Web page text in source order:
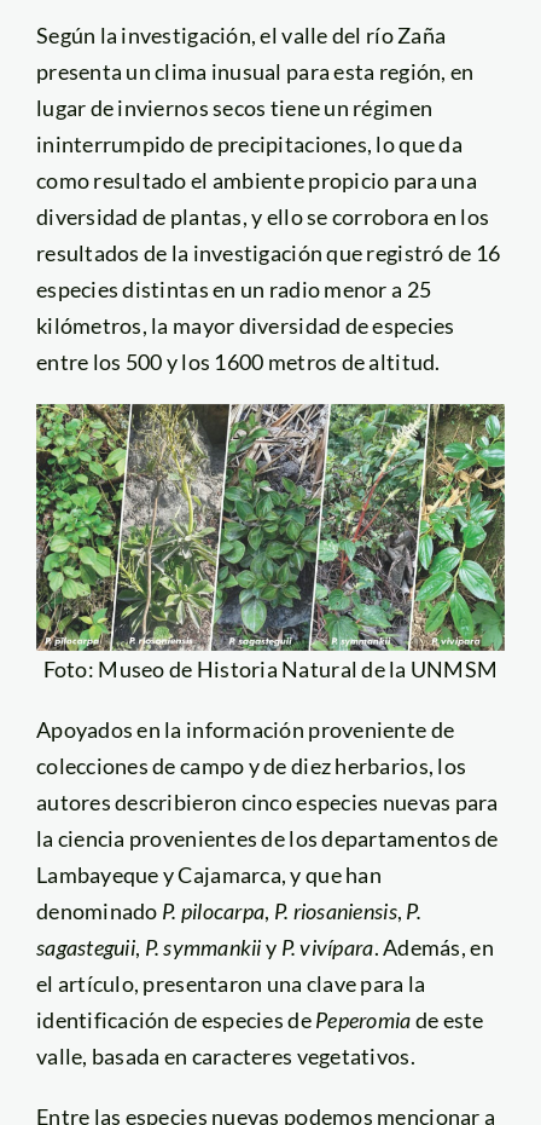
Según la investigación, el valle del río Zaña
presenta un clima inusual para esta región, en
lugar de inviernos secos tiene un régimen
ininterrumpido de precipitaciones, lo que da
como resultado el ambiente propicio para una
diversidad de plantas, y ello se corrobora en los
resultados de la investigación que registró de 16
especies distintas en un radio menor a 25
kilómetros, la mayor diversidad de especies
entre los 500 y los 1600 metros de altitud.
Foto: Museo de Historia Natural de la UNMSM
Apoyados en la información proveniente de
colecciones de campo y de diez herbarios, los
autores describieron cinco especies nuevas para
la ciencia provenientes de los departamentos de
Lambayeque y Cajamarca, y que han
denominado P. pilocarpa, P. riosaniensis, P.
sagasteguii, P. symmankiiy P. vivípara. Además, en
el artículo, presentaron una clave para la
identificación de especies dePeperomiade este
valle, basada en caracteres vegetativos.
Entre las especies nuevas podemos mencionar a